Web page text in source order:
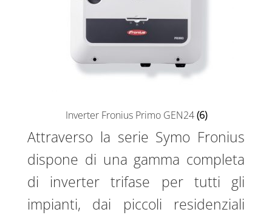
Inverter Fronius Primo GEN24(6)
Attraverso la serie Symo Fronius
dispone di una gamma completa
di inverter trifase per tutti gli
impianti, dai piccoli residenziali